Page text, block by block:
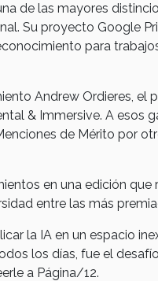
de las mayores
Su proyecto Google
para
Andrew Ordieres, el
& Immersive. A esos
de Mérito por
en una edición que
entre las más
la IA en un espacio
los días, fue el
a Página/12.